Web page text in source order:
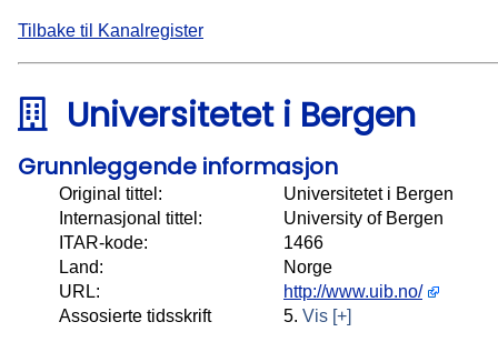
Tilbake til Kanalregister
Universitetet i Bergen
Grunnleggende informasjon
Original tittel:
Universitetet i Bergen
Internasjonal tittel:
University of Bergen
ITAR-kode:
1466
Land:
Norge
URL:
http://www.uib.no/
Assosierte tidsskrift
5. Vis [+]